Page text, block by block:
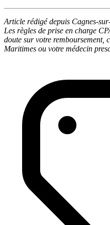
Article rédigé depuis Cagnes-
Les règles de prise en charge
doute sur votre remboursement,
Maritimes ou votre médecin